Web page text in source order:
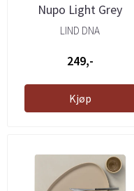
Nupo Light Grey
LIND DNA
249,-
Kjøp